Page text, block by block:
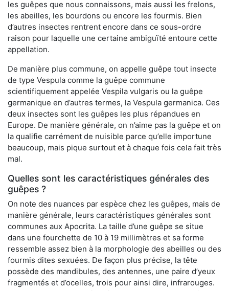
les guêpes que nous connaissons, mais aussi les frelons,
les abeilles, les bourdons ou encore les fourmis. Bien
d’autres insectes rentrent encore dans ce sous-ordre
raison pour laquelle une certaine ambiguïté entoure cette
appellation.
De manière plus commune, on appelle guêpe tout insecte
de type Vespula comme la guêpe commune
scientifiquement appelée Vespila vulgaris ou la guêpe
germanique en d’autres termes, la Vespula germanica. Ces
deux insectes sont les guêpes les plus répandues en
Europe. De manière générale, on n’aime pas la guêpe et on
la qualifie carrément de nuisible parce qu’elle importune
beaucoup, mais pique surtout et à chaque fois cela fait très
mal.
Quelles sont les caractéristiques générales des
guêpes ?
On note des nuances par espèce chez les guêpes, mais de
manière générale, leurs caractéristiques générales sont
communes aux Apocrita. La taille d’une guêpe se situe
dans une fourchette de 10 à 19 millimètres et sa forme
ressemble assez bien à la morphologie des abeilles ou des
fourmis dites sexuées. De façon plus précise, la tête
possède des mandibules, des antennes, une paire d’yeux
fragmentés et d’ocelles, trois pour ainsi dire, infrarouges.